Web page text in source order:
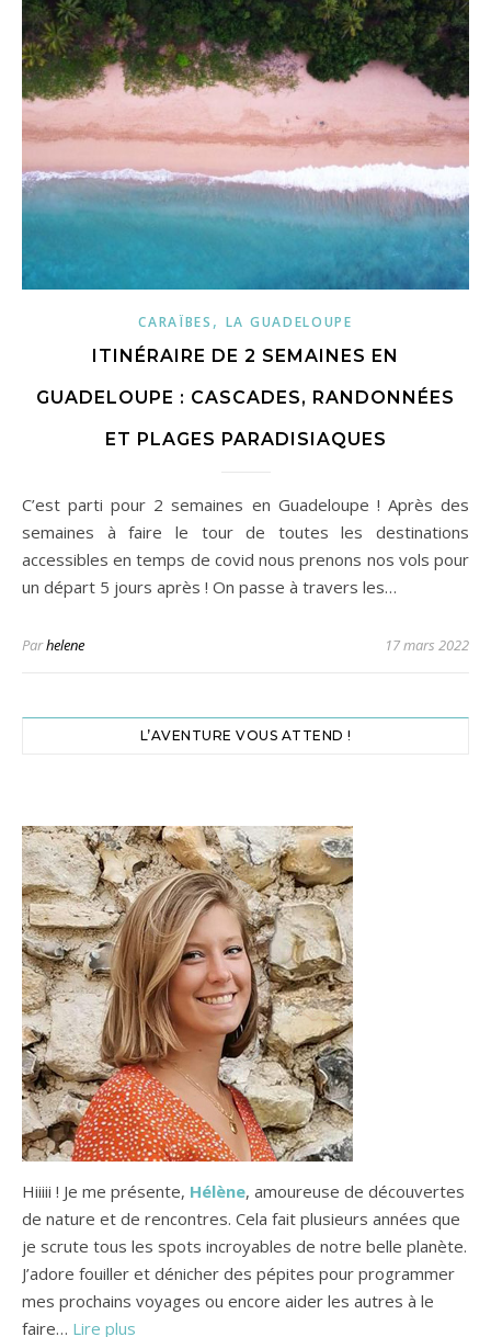
CARAÏBES , LA GUADELOUPE
ITINÉRAIRE DE 2 SEMAINES EN
GUADELOUPE : CASCADES, RANDONNÉES
ET PLAGES PARADISIAQUES
C’est parti pour 2 semaines en Guadeloupe ! Après des
semaines à faire le tour de toutes les destinations
accessibles en temps de covid nous prenons nos vols pour
un départ 5 jours après ! On passe à travers les…
Parhelene 17 mars 2022
L’AVENTURE VOUS ATTEND !
Hiiiii ! Je me présente, Hélène, amoureuse de découvertes
de nature et de rencontres. Cela fait plusieurs années que
je scrute tous les spots incroyables de notre belle planète.
J’adore fouiller et dénicher des pépites pour programmer
mes prochains voyages ou encore aider les autres à le
faire… Lire plus